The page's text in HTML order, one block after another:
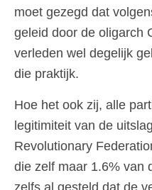
moet gezegd dat
geleid door de oligarch
verleden wel degelijk
die praktijk.
Hoe het ook zij, alle
legitimiteit van de
Revolutionary
die zelf maar 1.6% van
zelfs al gesteld dat de